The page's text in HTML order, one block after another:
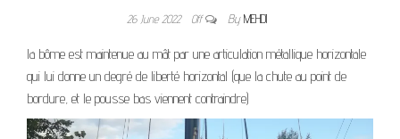
26 June 2022 Off By MEHDI
la bôme est maintenue au mât par une articulation métallique horizontale
qui lui donne un degré de liberté horizontal (que la chute au point de
bordure, et le pousse bas viennent contraindre)